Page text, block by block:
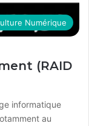
Numérique
(RAID
informatique
au